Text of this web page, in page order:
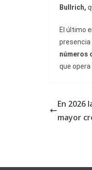
Bullrich,
El último
presencia
números
que opera
En 2026
mayor